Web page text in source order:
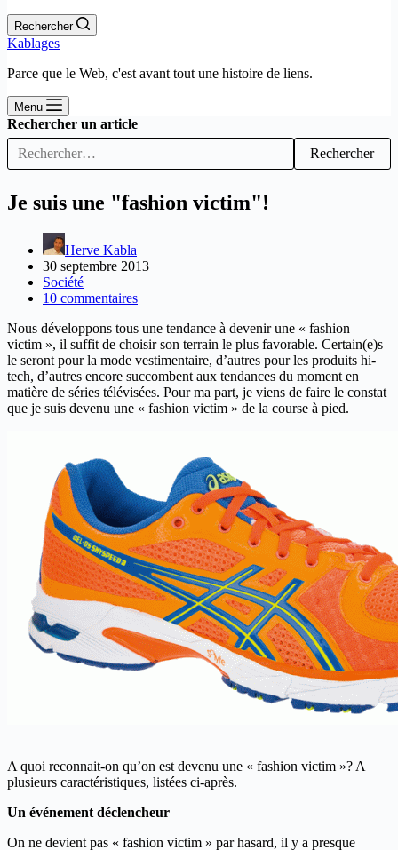
Rechercher
Kablages
Parce que le Web, c'est avant tout une histoire de liens.
Menu
Rechercher un article
Rechercher
Je suis une "fashion victim"!
Herve Kabla
30 septembre 2013
Société
10 commentaires
Nous développons tous une tendance à devenir une « fashion
victim », il suffit de choisir son terrain le plus favorable. Certain(e)s
le seront pour la mode vestimentaire, d’autres pour les produits hi-
tech, d’autres encore succombent aux tendances du moment en
matière de séries télévisées. Pour ma part, je viens de faire le constat
que je suis devenu une « fashion victim » de la course à pied.
A quoi reconnait-on qu’on est devenu une « fashion victim »? A
plusieurs caractéristiques, listées ci-après.
Un événement déclencheur
On ne devient pas « fashion victim » par hasard, il y a presque